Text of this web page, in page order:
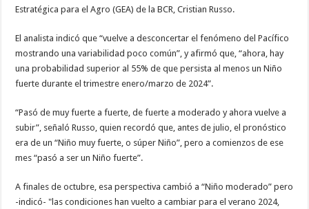
Estratégica para el Agro (GEA) de la BCR, Cristian Russo.
El analista indicó que “vuelve a desconcertar el fenómeno del Pacífico
mostrando una variabilidad poco común”, y afirmó que, “ahora, hay
una probabilidad superior al 55% de que persista al menos un Niño
fuerte durante el trimestre enero/marzo de 2024”.
“Pasó de muy fuerte a fuerte, de fuerte a moderado y ahora vuelve a
subir”, señaló Russo, quien recordó que, antes de julio, el pronóstico
era de un “Niño muy fuerte, o súper Niño”, pero a comienzos de ese
mes “pasó a ser un Niño fuerte”.
A finales de octubre, esa perspectiva cambió a “Niño moderado” pero
-indicó- "las condiciones han vuelto a cambiar para el verano 2024,